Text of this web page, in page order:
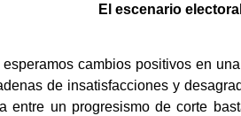
El escenario
cambios positivos en
de insatisfacciones y
entre un progresismo de corte